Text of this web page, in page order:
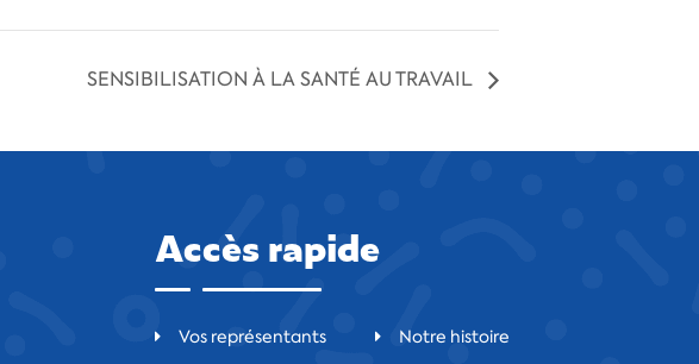
SENSIBILISATION À LA SANTÉ AU TRAVAIL
Accès rapide
Vos représentants
Notre histoire